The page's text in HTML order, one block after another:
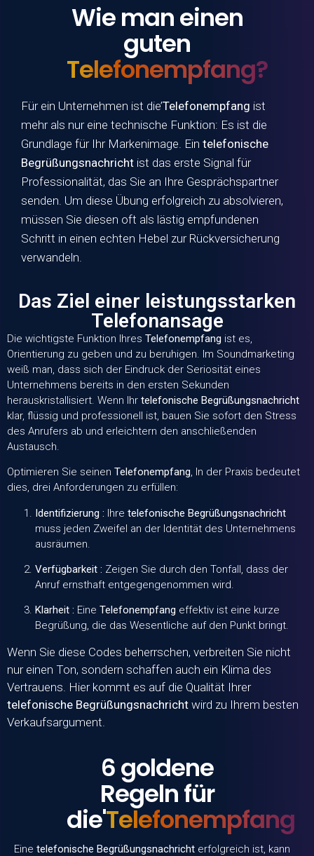
Wie man einen
guten
Telefonempfang?
Für ein Unternehmen ist die’Telefonempfang ist
mehr als nur eine technische Funktion: Es ist die
Grundlage für Ihr Markenimage. Ein telefonische
Begrüßungsnachricht ist das erste Signal für
Professionalität, das Sie an Ihre Gesprächspartner
senden. Um diese Übung erfolgreich zu absolvieren,
müssen Sie diesen oft als lästig empfundenen
Schritt in einen echten Hebel zur Rückversicherung
verwandeln.
Das Ziel einer leistungsstarken
Telefonansage
Die wichtigste Funktion Ihres Telefonempfang ist es,
Orientierung zu geben und zu beruhigen. Im Soundmarketing
weiß man, dass sich der Eindruck der Seriosität eines
Unternehmens bereits in den ersten Sekunden
herauskristallisiert. Wenn Ihr telefonische Begrüßungsnachricht
klar, flüssig und professionell ist, bauen Sie sofort den Stress
des Anrufers ab und erleichtern den anschließenden
Austausch.
Optimieren Sie seinen Telefonempfang, In der Praxis bedeutet
dies, drei Anforderungen zu erfüllen:
Identifizierung : Ihre telefonische Begrüßungsnachricht
muss jeden Zweifel an der Identität des Unternehmens
ausräumen.
Verfügbarkeit : Zeigen Sie durch den Tonfall, dass der
Anruf ernsthaft entgegengenommen wird.
Klarheit : Eine Telefonempfang effektiv ist eine kurze
Begrüßung, die das Wesentliche auf den Punkt bringt.
Wenn Sie diese Codes beherrschen, verbreiten Sie nicht
nur einen Ton, sondern schaffen auch ein Klima des
Vertrauens. Hier kommt es auf die Qualität Ihrer
telefonische Begrüßungsnachricht wird zu Ihrem besten
Verkaufsargument.
6 goldene
Regeln für
die'Telefonempfang
Eine telefonische Begrüßungsnachricht erfolgreich ist, kann